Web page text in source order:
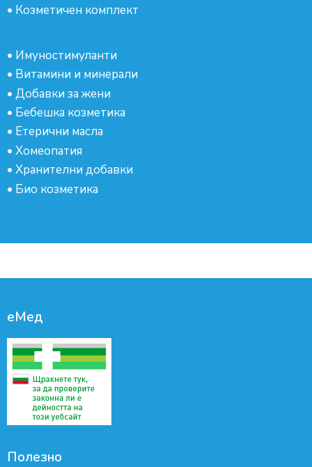
• Козметичен комплект
• Имуностимуланти
• Витамини и минерали
• Добавки за жени
• Бебешка козметика
• Етерични масла
• Хомеопатия
• Хранителни добавки
• Био козметика
еМед
Полезно